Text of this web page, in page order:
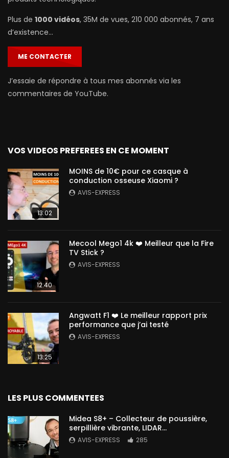
Plus de 1000 vidéos, 35M de vues, 210 000 abonnés, 7 ans
d’existence…
ME CONTACTER
J’essaie de répondre à tous mes abonnés via les
commentaires de YouTube.
VOS VIDEOS PREFEREES EN CE MOMENT
13:02
MOINS de 10€ pour ce casque à
conduction osseuse Xiaomi ?
AVIS-EXPRESS
12:40
Mecool Mego1 4k ❤️ Meilleur que la Fire
TV Stick ?
AVIS-EXPRESS
13:25
Angwatt F1 ❤️ Le meilleur rapport prix
performance que j’ai testé
AVIS-EXPRESS
LES PLUS COMMENTEES
Midea S8+ – Collecteur de poussière,
serpillière vibrante, LIDAR…
AVIS-EXPRESS 285